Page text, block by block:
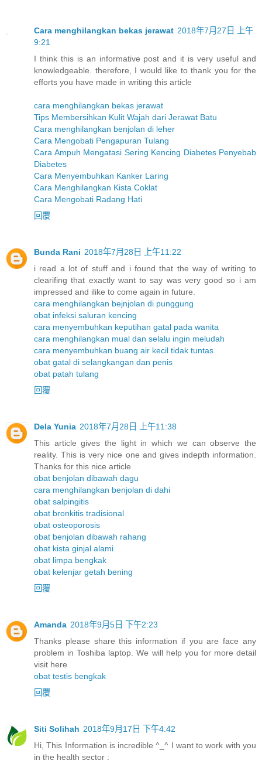
Cara menghilangkan bekas jerawat 2018年7月27日 上午
9:21
I think this is an informative post and it is very useful and
knowledgeable. therefore, I would like to thank you for the
efforts you have made in writing this article
cara menghilangkan bekas jerawat
Tips Membersihkan Kulit Wajah dari Jerawat Batu
Cara menghilangkan benjolan di leher
Cara Mengobati Pengapuran Tulang
Cara Ampuh Mengatasi Sering Kencing Diabetes Penyebab
Diabetes
Cara Menyembuhkan Kanker Laring
Cara Menghilangkan Kista Coklat
Cara Mengobati Radang Hati
回覆
Bunda Rani 2018年7月28日 上午11:22
i read a lot of stuff and i found that the way of writing to
clearifing that exactly want to say was very good so i am
impressed and ilike to come again in future.
cara menghilangkan bejnjolan di punggung
obat infeksi saluran kencing
cara menyembuhkan keputihan gatal pada wanita
cara menghilangkan mual dan selalu ingin meludah
cara menyembuhkan buang air kecil tidak tuntas
obat gatal di selangkangan dan penis
obat patah tulang
回覆
Dela Yunia 2018年7月28日 上午11:38
This article gives the light in which we can observe the
reality. This is very nice one and gives indepth information.
Thanks for this nice article
obat benjolan dibawah dagu
cara menghilangkan benjolan di dahi
obat salpingitis
obat bronkitis tradisional
obat osteoporosis
obat benjolan dibawah rahang
obat kista ginjal alami
obat limpa bengkak
obat kelenjar getah bening
回覆
Amanda 2018年9月5日 下午2:23
Thanks please share this information if you are face any
problem in Toshiba laptop. We will help you for more detail
visit here
obat testis bengkak
回覆
Siti Solihah 2018年9月17日 下午4:42
Hi, This Information is incredible ^_^ I want to work with you
in the health sector :